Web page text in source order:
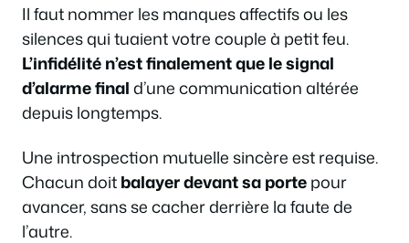
Il faut nommer les manques affectifs ou les
silences qui tuaient votre couple à petit feu.
L’infidélité n’est finalement que le signal
d’alarme finald’une communication altérée
depuis longtemps.
Une introspection mutuelle sincère est requise.
Chacun doitbalayer devant sa portepour
avancer, sans se cacher derrière la faute de
l’autre.